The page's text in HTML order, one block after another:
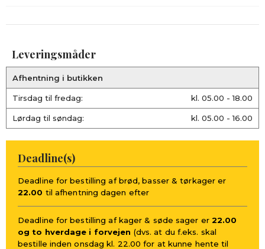
Leveringsmåder
Afhentning i butikken
Tirsdag til fredag: kl. 05.00 - 18.00
Lørdag til søndag: kl. 05.00 - 16.00
Deadline(s)
Deadline for bestilling af brød, basser & tørkager er
22.00 til afhentning dagen efter
Deadline for bestilling af kager & søde sager er 22.00
og to hverdage i forvejen (dvs. at du f.eks. skal
bestille inden onsdag kl. 22.00 for at kunne hente til